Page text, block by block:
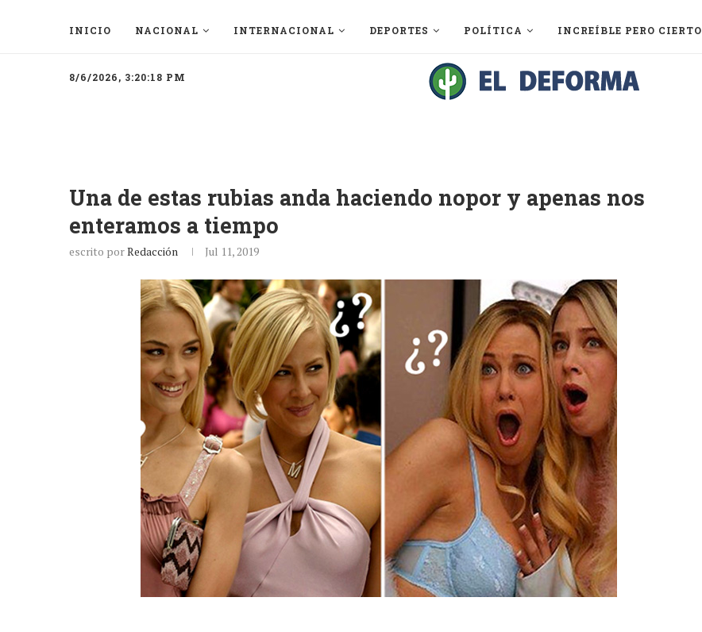
INICIO NACIONAL INTERNACIONAL DEPORTES POLÍTICA INCREÍBLE PERO CIERTO
8/6/2026, 3:20:18 PM
Una de estas rubias anda haciendo nopor y apenas nos
enteramos a tiempo
escrito porRedacción Jul 11, 2019